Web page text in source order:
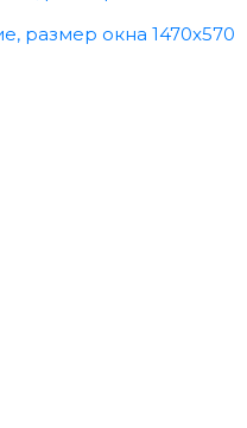
размер окна 1470x570